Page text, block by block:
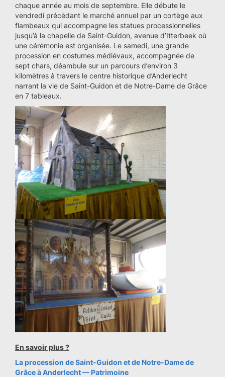
chaque année au mois de septembre. Elle débute le
vendredi précèdant le marché annuel par un cortège aux
flambeaux qui accompagne les statues processionnelles
jusqu’à la chapelle de Saint-Guidon, avenue d’Itterbeek où
une cérémonie est organisée. Le samedi, une grande
procession en costumes médiévaux, accompagnée de
sept chars, déambule sur un parcours d’environ 3
kilomètres à travers le centre historique d’Anderlecht
narrant la vie de Saint-Guidon et de Notre-Dame de Grâce
en 7 tableaux.
En savoir plus ?
La procession de Saint-Guidon et de Notre-Dame de
Grâce à Anderlecht — Patrimoine